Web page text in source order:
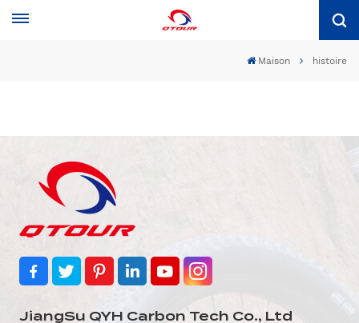
Maison histoire
JiangSu QYH Carbon Tech Co., Ltd